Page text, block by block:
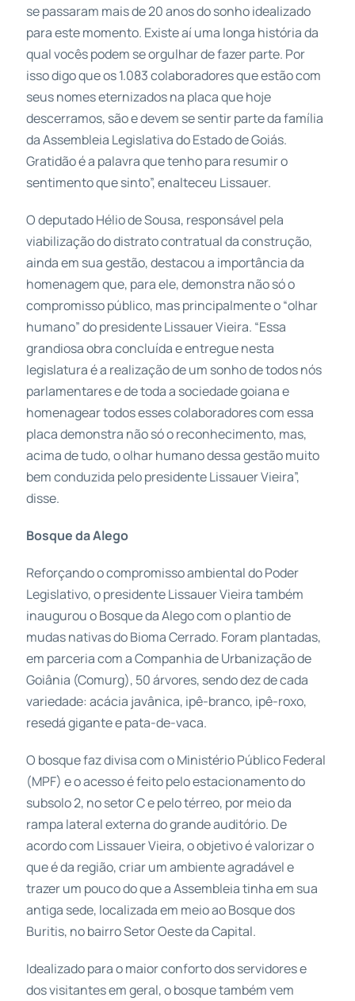
se passaram mais de 20 anos do sonho idealizado
para este momento. Existe aí uma longa história da
qual vocês podem se orgulhar de fazer parte. Por
isso digo que os 1.083 colaboradores que estão com
seus nomes eternizados na placa que hoje
descerramos, são e devem se sentir parte da família
da Assembleia Legislativa do Estado de Goiás.
Gratidão é a palavra que tenho para resumir o
sentimento que sinto”, enalteceu Lissauer.
O deputado Hélio de Sousa, responsável pela
viabilização do distrato contratual da construção,
ainda em sua gestão, destacou a importância da
homenagem que, para ele, demonstra não só o
compromisso público, mas principalmente o “olhar
humano” do presidente Lissauer Vieira. “Essa
grandiosa obra concluída e entregue nesta
legislatura é a realização de um sonho de todos nós
parlamentares e de toda a sociedade goiana e
homenagear todos esses colaboradores com essa
placa demonstra não só o reconhecimento, mas,
acima de tudo, o olhar humano dessa gestão muito
bem conduzida pelo presidente Lissauer Vieira”,
disse.
Bosque da Alego
Reforçando o compromisso ambiental do Poder
Legislativo, o presidente Lissauer Vieira também
inaugurou o Bosque da Alego com o plantio de
mudas nativas do Bioma Cerrado. Foram plantadas,
em parceria com a Companhia de Urbanização de
Goiânia (Comurg), 50 árvores, sendo dez de cada
variedade: acácia javânica, ipê-branco, ipê-roxo,
resedá gigante e pata-de-vaca.
O bosque faz divisa com o Ministério Público Federal
(MPF) e o acesso é feito pelo estacionamento do
subsolo 2, no setor C e pelo térreo, por meio da
rampa lateral externa do grande auditório. De
acordo com Lissauer Vieira, o objetivo é valorizar o
que é da região, criar um ambiente agradável e
trazer um pouco do que a Assembleia tinha em sua
antiga sede, localizada em meio ao Bosque dos
Buritis, no bairro Setor Oeste da Capital.
Idealizado para o maior conforto dos servidores e
dos visitantes em geral, o bosque também vem